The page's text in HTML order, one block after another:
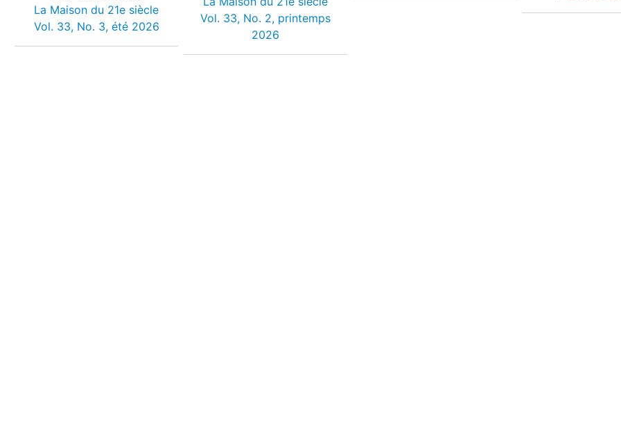
La Maison du 21e siècle
Vol. 33, No. 3, été 2026
Vol. 33, No. 2, printemps
2026